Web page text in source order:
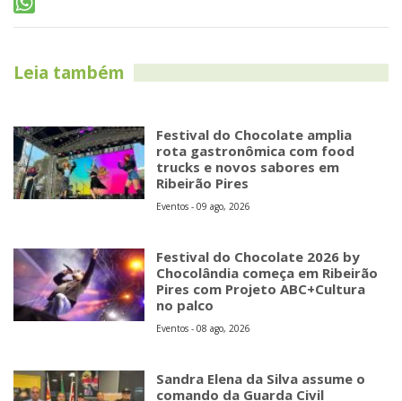
Leia também
Festival do Chocolate amplia
rota gastronômica com food
trucks e novos sabores em
Ribeirão Pires
Eventos - 09 ago, 2026
Festival do Chocolate 2026 by
Chocolândia começa em Ribeirão
Pires com Projeto ABC+Cultura
no palco
Eventos - 08 ago, 2026
Sandra Elena da Silva assume o
comando da Guarda Civil